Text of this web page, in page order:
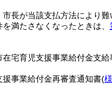
市長が当該支払方法により
満たさなくなったときは、
宅育児支援事業給付金支給
事業給付金再審査通知書(